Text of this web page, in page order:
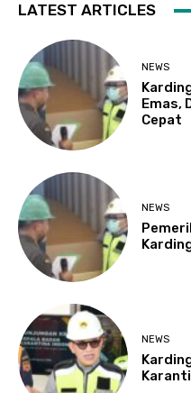
LATEST ARTICLES
NEWS
Emas,
Cepat
NEWS
NEWS